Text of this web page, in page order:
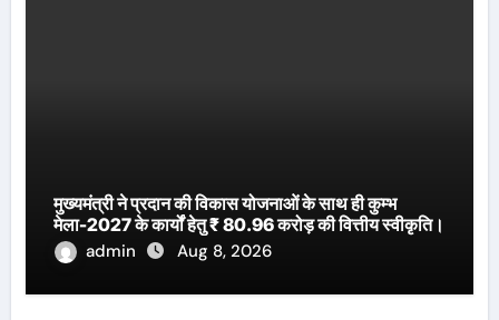
मुख्यमंत्री ने प्रदान की विकास योजनाओं के साथ ही कुम्भ
मेला-2027 के कार्यों हेतु ₹ 80.96 करोड़ की वित्तीय स्वीकृति।
admin
Aug 8, 2026